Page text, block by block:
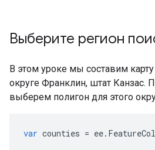
Выберите регион
В этом уроке мы составим
округе Франклин, штат Канзас.
выберем полигон для этого
var counties = ee.